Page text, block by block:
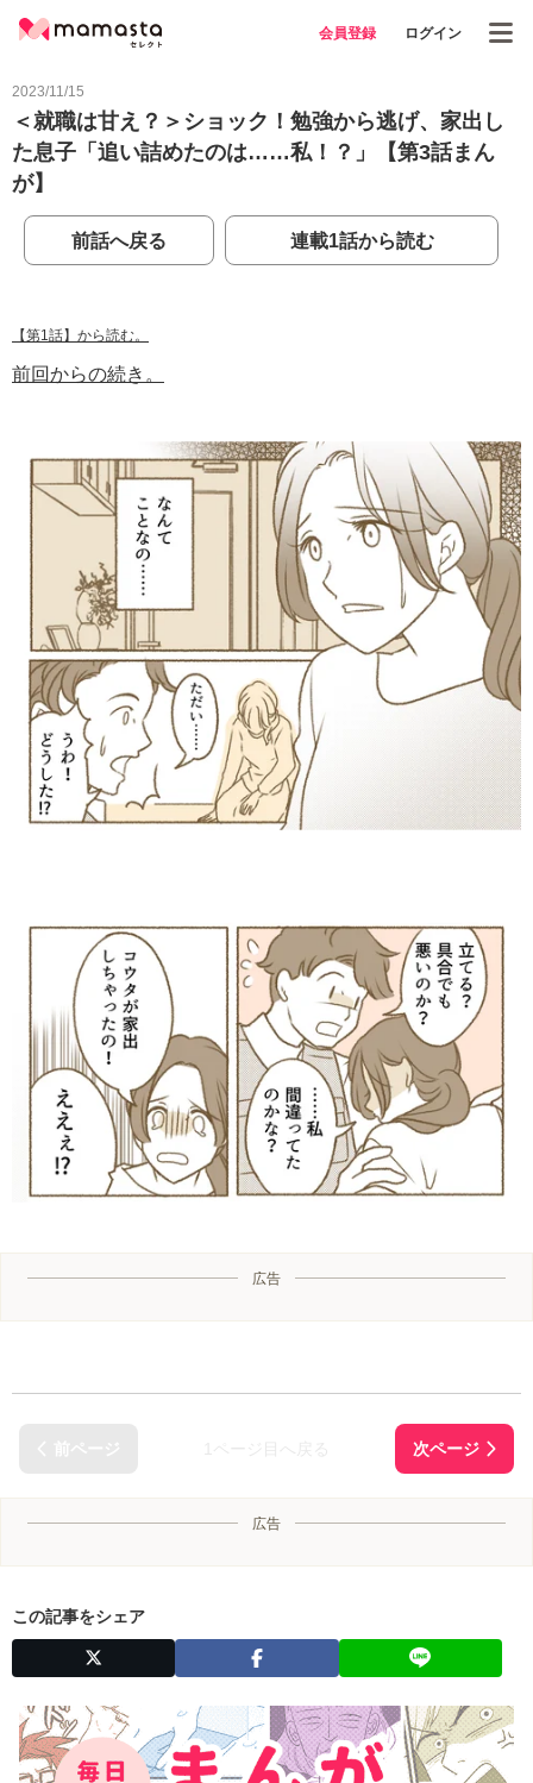
会員登録 ログイン
2023/11/15
＜就職は甘え？＞ショック！勉強から逃げ、家出し
た息子「追い詰めたのは……私！？」【第3話まん
が】
前話へ戻る 連載1話から読む
【第1話】から読む。
前回からの続き。
広告
広告
この記事をシェア